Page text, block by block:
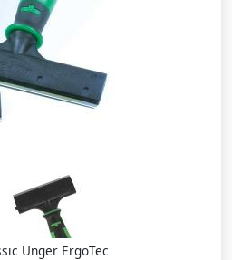
Unger ErgoTec